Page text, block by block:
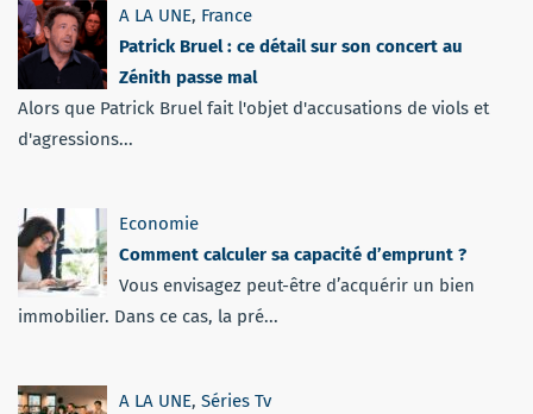
A LA UNE, France
Patrick Bruel : ce détail sur son concert au
Zénith passe mal
Alors que Patrick Bruel fait l'objet d'accusations de viols et
d'agressions...
Economie
Comment calculer sa capacité d’emprunt ?
Vous envisagez peut-être d’acquérir un bien
immobilier. Dans ce cas, la pré...
A LA UNE, Séries Tv